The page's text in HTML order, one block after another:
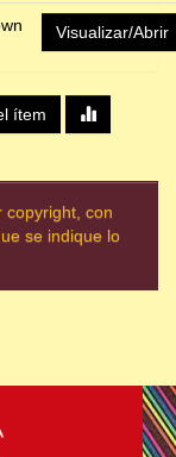
Visualizar/Abrir
ítem
copyright, con
se indique lo